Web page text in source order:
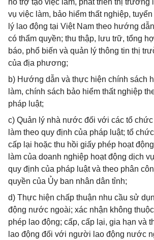
hỗ trợ tạo việc làm, phát triển thị trường
vụ việc làm, bảo hiểm thất nghiệp,
lý lao động tại Việt Nam theo hướng
có thẩm quyền; thu thập, lưu trữ, tổng
báo, phổ biến và quản lý thông tin thị
của địa phương;
b) Hướng dẫn và thực hiện chính sách
làm, chính sách bảo hiểm thất nghiệp
pháp luật;
c) Quản lý nhà nước đối với các tổ
làm theo quy định của pháp luật; tổ
cấp lại hoặc thu hồi giấy phép hoạt
làm của doanh nghiệp hoạt động dịch
quy định của pháp luật và theo phân
quyền của Ủy ban nhân dân tỉnh;
d) Thực hiện chấp thuận nhu cầu sử
động nước ngoài; xác nhận không
phép lao động; cấp, cấp lại, gia hạn và
lao động đối với người lao động nước